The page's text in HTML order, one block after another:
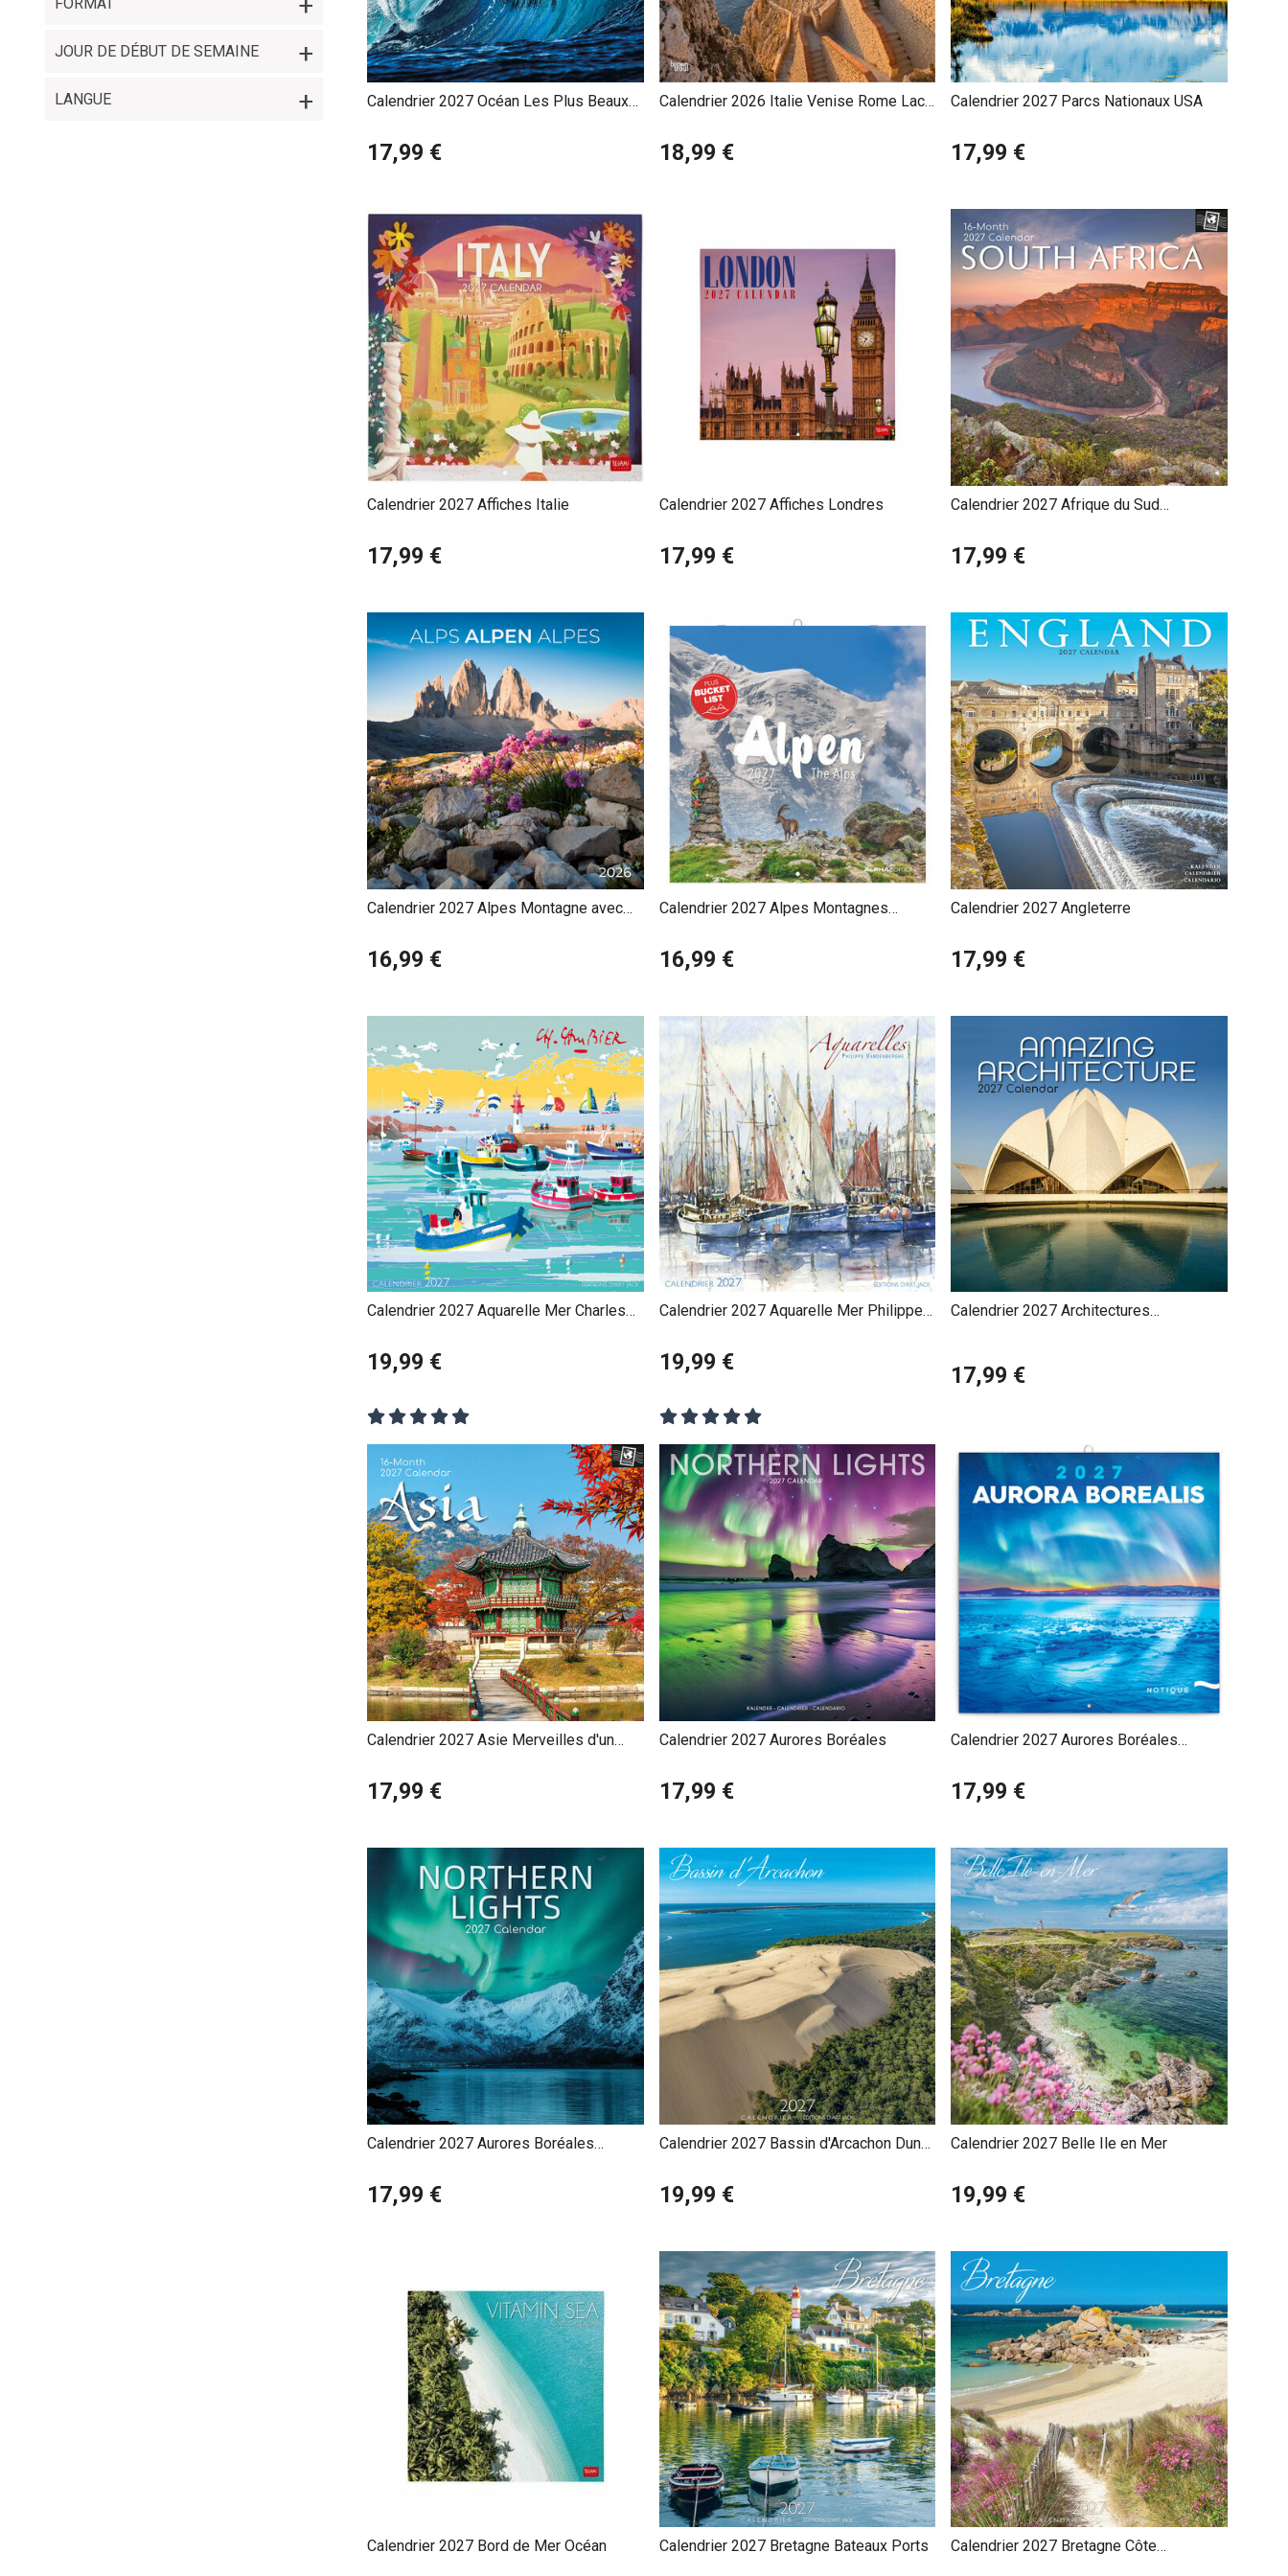
JOUR DE DÉBUT DE SEMAINE
LANGUE
Ces calendriers sont parfaits pour les passionnés de voyages, d’histoire et de culture, offrant chaque mois une dose de fascination
et d’inspiration.
Calendrier 2027 Océan Les Plus Beaux
17,99 €
Calendrier 2026 Italie Venise Rome Lac
18,99 €
Calendrier 2027 Parcs Nationaux USA
17,99 €
Calendrier 2027 Affiches Italie
17,99 €
Calendrier 2027 Affiches Londres
17,99 €
Calendrier 2027 Afrique du Sud
17,99 €
Calendrier 2027 Alpes Montagne avec
16,99 €
Calendrier 2027 Alpes Montagnes
16,99 €
Calendrier 2027 Angleterre
17,99 €
Calendrier 2027 Aquarelle Mer Charles
19,99 €
Calendrier 2027 Aquarelle Mer Philippe
19,99 €
Calendrier 2027 Architectures
17,99 €
Calendrier 2027 Asie Merveilles d'un
17,99 €
Calendrier 2027 Aurores Boréales
17,99 €
Calendrier 2027 Aurores Boréales
17,99 €
Calendrier 2027 Aurores Boréales
17,99 €
Calendrier 2027 Bassin d'Arcachon Dune
19,99 €
Calendrier 2027 Belle Ile en Mer
19,99 €
Calendrier 2027 Bord de Mer Océan Calendrier 2027 Bretagne Bateaux Ports
Calendrier 2027 Bretagne Côte